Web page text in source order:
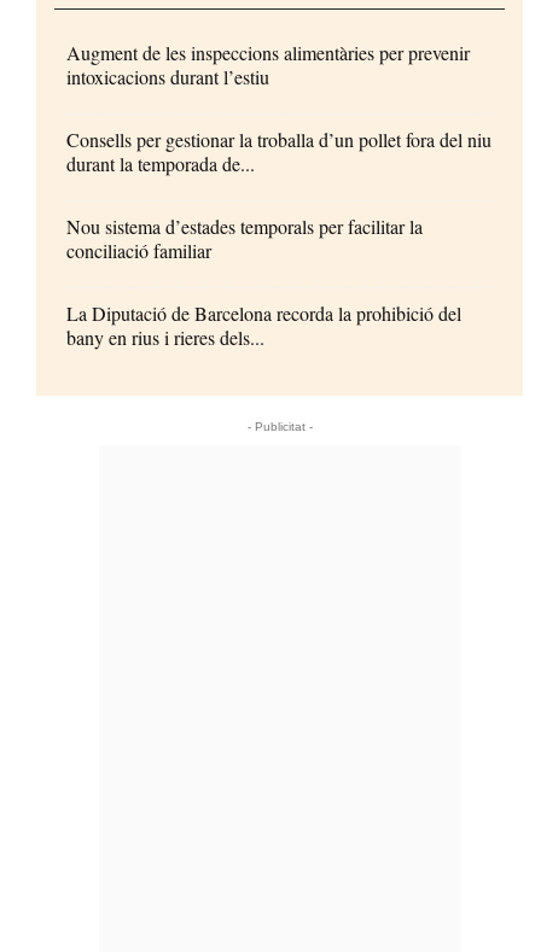
Augment de les inspeccions alimentàries per prevenir
intoxicacions durant l’estiu
Consells per gestionar la troballa d’un pollet fora del niu
durant la temporada de...
Nou sistema d’estades temporals per facilitar la
conciliació familiar
La Diputació de Barcelona recorda la prohibició del
bany en rius i rieres dels...
- Publicitat -